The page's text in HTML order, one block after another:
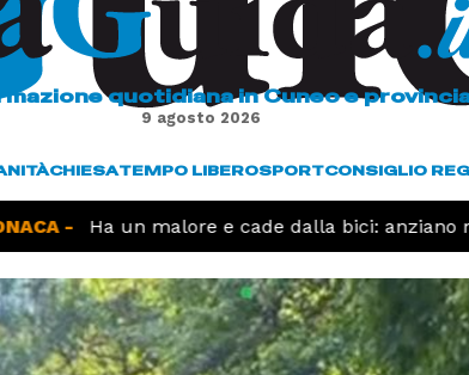
quotidiana in Cuneo e
9 agosto 2026
CHIESATEMPO LIBEROSPORTCONSIGLIO
Ha un malore e cade dalla bici: anziano muore